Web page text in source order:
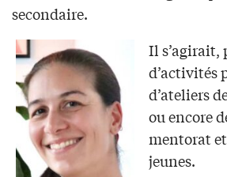
secondaire.
Il s’agirait,
d’activités
d’ateliers
ou encore
mentorat
jeunes.